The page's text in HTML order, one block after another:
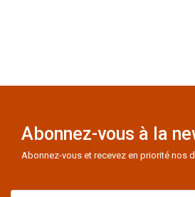
Abonnez-vous à la
Abonnez-vous et recevez en priorité nos